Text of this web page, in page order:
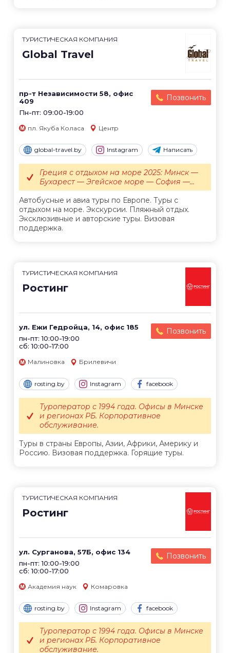
ТУРИСТИЧЕСКАЯ КОМПАНИЯ
Global Travel
пр-т Независимости 58, офис
409
Пн-пт: 09:00-19:00
Позвонить
пл. Якуба Коласа Центр
global-travel.by Instagram Написать
Автобусные и авиа туры по Европе. Туры с
отдыхом на море. Экскурсии. Пляжный отдых.
Эксклюзивные и авторские туры. Визовая
поддержка.
Греция с отдыхом на море 2025: Минск —
Бухарест — Эгейское море — София —...
ТУРИСТИЧЕСКАЯ КОМПАНИЯ
Ростинг
ул. Ежи Гедройца, 14, офис 185
пн-пт: 10:00-19:00
сб: 10:00-17:00
Позвонить
Малиновка Брилевичи
rosting.by Instagram facebook
Туры в страны Европы, Азии, Африки, Америку и
Россию. Визовая поддержка. Горящие туры.
Туроператор с 1994 года. Офисы в Минске
и регионах РБ. Корпоративное
обслуживание.
ТУРИСТИЧЕСКАЯ КОМПАНИЯ
Ростинг
ул. Сурганова, 57Б, офис 134
пн-пт: 10:00-19:00
сб: 10:00-17:00
Позвонить
Академия наук Комаровка
rosting.by Instagram facebook
Туроператор с 1994 года. Офисы в Минске
и регионах РБ. Корпоративное
обслуживание.